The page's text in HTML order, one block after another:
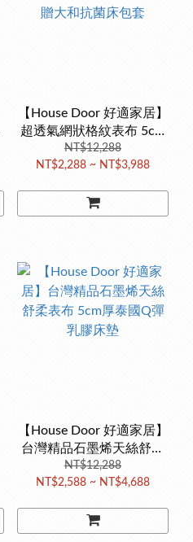
【House Door 好適家居】
超透氣網狀格紋表布 5cm
厚泰國Q彈乳膠床墊贈大
和抗菌床包套
NT$12,288
NT$2,288 ~ NT$3,988
【House Door 好適家居】
台灣精品石墨烯天絲舒柔
表布 5cm厚泰國Q彈乳膠
床墊
NT$12,288
NT$2,588 ~ NT$4,688